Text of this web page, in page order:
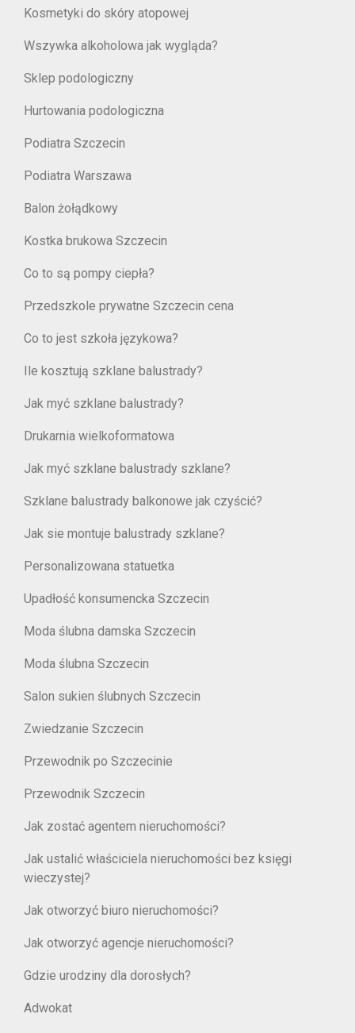
Kosmetyki do skóry atopowej
Wszywka alkoholowa jak wygląda?
Sklep podologiczny
Hurtowania podologiczna
Podiatra Szczecin
Podiatra Warszawa
Balon żołądkowy
Kostka brukowa Szczecin
Co to są pompy ciepła?
Przedszkole prywatne Szczecin cena
Co to jest szkoła językowa?
Ile kosztują szklane balustrady?
Jak myć szklane balustrady?
Drukarnia wielkoformatowa
Jak myć szklane balustrady szklane?
Szklane balustrady balkonowe jak czyścić?
Jak sie montuje balustrady szklane?
Personalizowana statuetka
Upadłość konsumencka Szczecin
Moda ślubna damska Szczecin
Moda ślubna Szczecin
Salon sukien ślubnych Szczecin
Zwiedzanie Szczecin
Przewodnik po Szczecinie
Przewodnik Szczecin
Jak zostać agentem nieruchomości?
Jak ustalić właściciela nieruchomości bez księgi
wieczystej?
Jak otworzyć biuro nieruchomości?
Jak otworzyć agencje nieruchomości?
Gdzie urodziny dla dorosłych?
Adwokat